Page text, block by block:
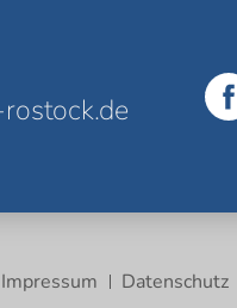
Impressum Datenschutz